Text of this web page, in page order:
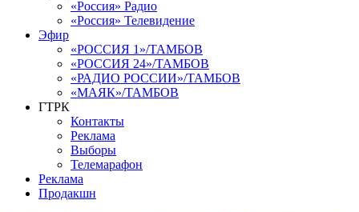
«Россия» Радио
«Россия» Телевидение
Эфир
«РОССИЯ 1»/ТАМБОВ
«РОССИЯ 24»/ТАМБОВ
«РАДИО РОССИИ»/ТАМБОВ
«МАЯК»/ТАМБОВ
ГТРК
Контакты
Реклама
Выборы
Телемарафон
Реклама
Продакшн